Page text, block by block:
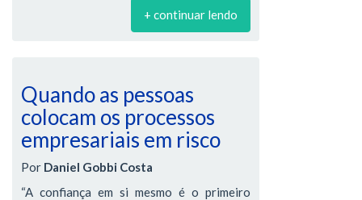
+ continuar lendo
Quando as pessoas
colocam os processos
empresariais em risco
Por Daniel Gobbi Costa
“A confiança em si mesmo é o primeiro